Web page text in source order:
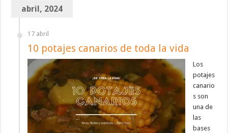
abril, 2024
17 abril
10 potajes canarios de toda la vida
Los
potajes
canario
s son
una de
las
bases